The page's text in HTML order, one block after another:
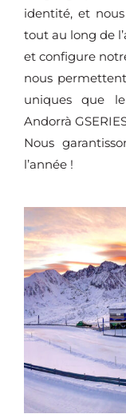
identité, et
tout au long de
et configure
nous
uniques que
Andorrà
Nous
l’année !